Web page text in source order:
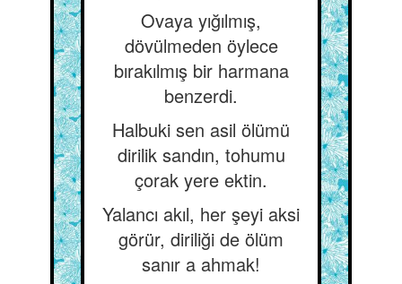
Ovaya yığılmış,
dövülmeden öylece
bırakılmış bir harmana
benzerdi.
Halbuki sen asil ölümü
dirilik sandın, tohumu
çorak yere ektin.
Yalancı akıl, her şeyi aksi
görür, diriliği de ölüm
sanır a ahmak!